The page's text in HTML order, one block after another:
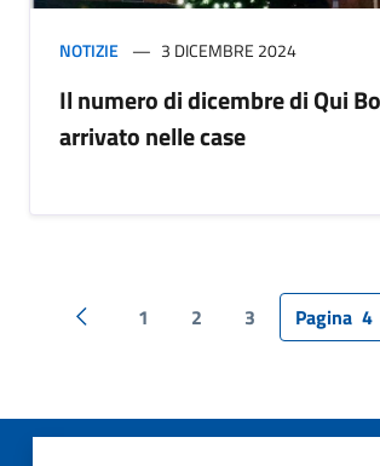
NOTIZIE 3 DICEMBRE 2024
Il numero di dicembre di Qui
arrivato nelle case
Pagina precedente
1 2 3 Pagina 4